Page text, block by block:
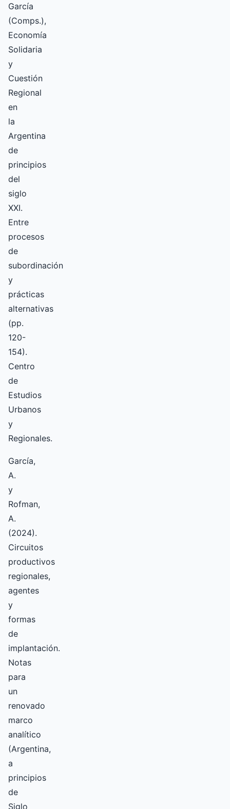
García
(Comps.),
Economía
Solidaria
y
Cuestión
Regional
en
la
Argentina
de
principios
del
siglo
XXI.
Entre
procesos
de
subordinación
y
prácticas
alternativas
(pp.
120-
154).
Centro
de
Estudios
Urbanos
y
Regionales.
García,
A.
y
Rofman,
A.
(2024).
Circuitos
productivos
regionales,
agentes
y
formas
de
implantación.
Notas
para
un
renovado
marco
analítico
(Argentina,
a
principios
de
Siglo